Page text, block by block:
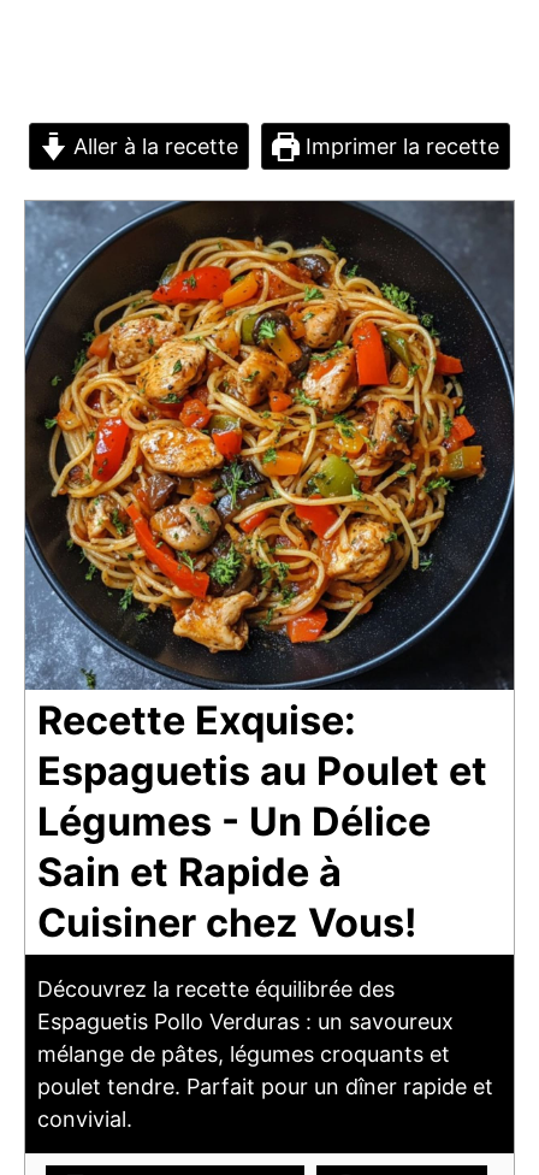
Aller à la recette Imprimer la recette
Recette Exquise:
Espaguetis au Poulet et
Légumes - Un Délice
Sain et Rapide à
Cuisiner chez Vous!
Découvrez la recette équilibrée des
Espaguetis Pollo Verduras : un savoureux
mélange de pâtes, légumes croquants et
poulet tendre. Parfait pour un dîner rapide et
convivial.